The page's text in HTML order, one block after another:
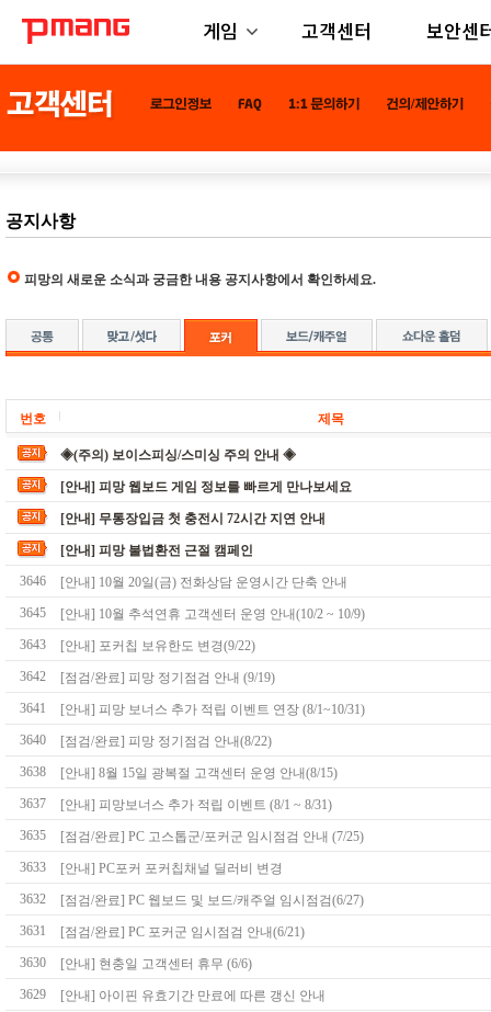
게임 고객센터 보안센
공지사항
피망의 새로운 소식과 궁금한 내용 공지사항에서 확인하세요.
번호 제목
◈(주의) 보이스피싱/스미싱 주의 안내 ◈
[안내] 피망 웹보드 게임 정보를 빠르게 만나보세요
[안내] 무통장입금 첫 충전시 72시간 지연 안내
[안내] 피망 불법환전 근절 캠페인
3646
[안내] 10월 20일(금) 전화상담 운영시간 단축 안내
3645
[안내] 10월 추석연휴 고객센터 운영 안내(10/2 ~ 10/9)
3643
[안내] 포커칩 보유한도 변경(9/22)
3642
[점검/완료] 피망 정기점검 안내 (9/19)
3641
[안내] 피망 보너스 추가 적립 이벤트 연장 (8/1~10/31)
3640
[점검/완료] 피망 정기점검 안내(8/22)
3638
[안내] 8월 15일 광복절 고객센터 운영 안내(8/15)
3637
[안내] 피망보너스 추가 적립 이벤트 (8/1 ~ 8/31)
3635
[점검/완료] PC 고스톱군/포커군 임시점검 안내 (7/25)
3633
[안내] PC포커 포커칩채널 딜러비 변경
3632
[점검/완료] PC 웹보드 및 보드/캐주얼 임시점검(6/27)
3631
[점검/완료] PC 포커군 임시점검 안내(6/21)
3630
[안내] 현충일 고객센터 휴무 (6/6)
3629
[안내] 아이핀 유효기간 만료에 따른 갱신 안내